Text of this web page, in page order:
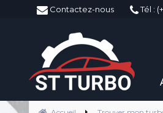
ST-TurboContactez-nous Tél :